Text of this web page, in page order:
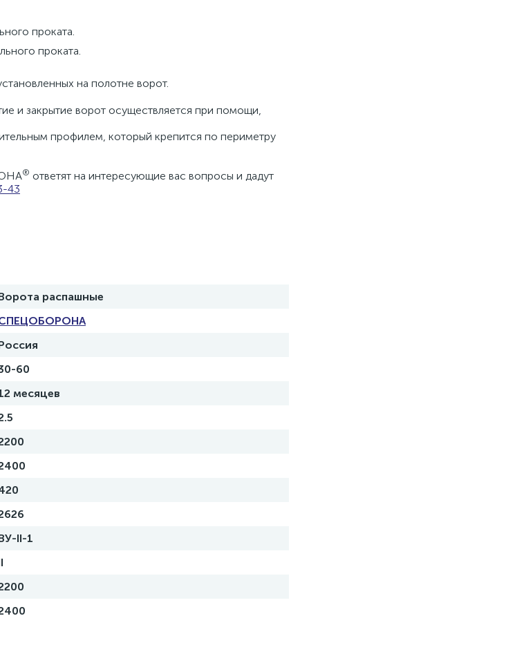
проката.
проката.
на полотне ворот.
и закрытие ворот осуществляется при помощи,
профилем, который крепится по периметру
® ответят на интересующие вас вопросы и дадут
43
распашные
60
месяцев
II-1